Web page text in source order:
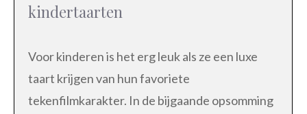
kindertaarten
Voor kinderen is het erg leuk als ze een luxe
taart krijgen van hun favoriete
tekenfilmkarakter. In de bijgaande opsomming